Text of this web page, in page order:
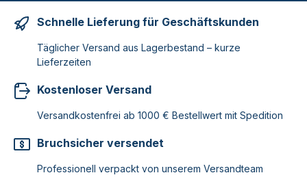
Schnelle Lieferung für Geschäftskunden
Täglicher Versand aus Lagerbestand – kurze
Lieferzeiten
Kostenloser Versand
Versandkostenfrei ab 1000 € Bestellwert mit Spedition
Bruchsicher versendet
Professionell verpackt von unserem Versandteam